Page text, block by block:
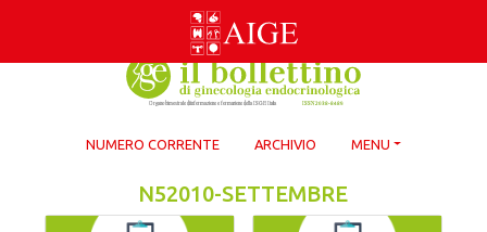
NUMERO CORRENTE ARCHIVIO MENU
N52010-SETTEMBRE